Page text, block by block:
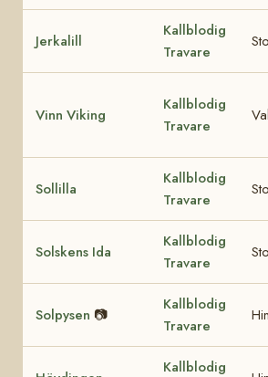
Jerkalill
Kallblodig
Travare
Sto
Vinn Viking
Kallblodig
Travare
Sollilla
Kallblodig
Travare
Sto
Solskens Ida
Kallblodig
Travare
Sto
Solpysen 📷
Kallblodig
Travare
Kallblodig